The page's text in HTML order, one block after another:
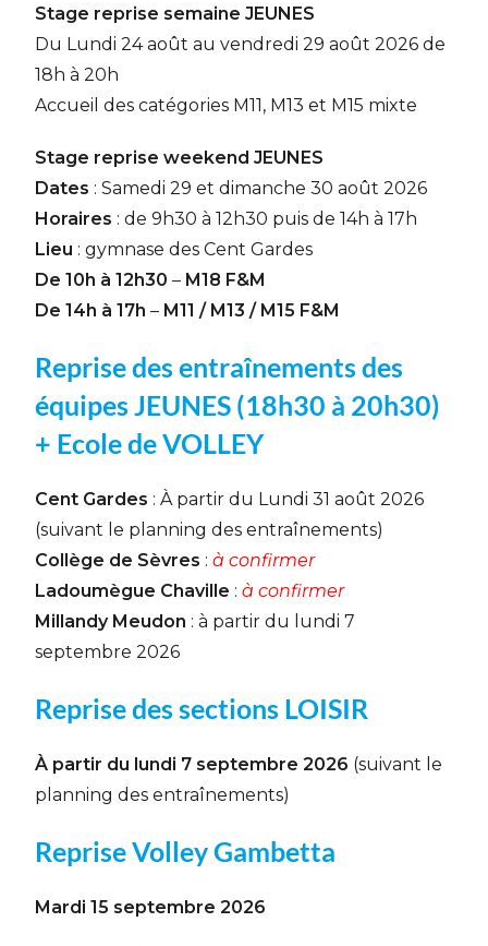
Stage reprise semaine JEUNES
Du Lundi 24 août au vendredi 29 août 2026 de
18h à 20h
Accueil des catégories M11, M13 et M15 mixte
Stage reprise weekend JEUNES
Dates : Samedi 29 et dimanche 30 août 2026
Horaires : de 9h30 à 12h30 puis de 14h à 17h
Lieu : gymnase des Cent Gardes
De 10h à 12h30 – M18 F&M
De 14h à 17h – M11 / M13 / M15 F&M
Reprise des entraînements des
équipes JEUNES (18h30 à 20h30)
+ Ecole de VOLLEY
Cent Gardes : À partir du Lundi 31 août 2026
(suivant le planning des entraînements)
Collège de Sèvres :à confirmer
Ladoumègue Chaville :à confirmer
Millandy Meudon : à partir du lundi 7
septembre 2026
Reprise des sections LOISIR
À partir du lundi 7 septembre 2026 (suivant le
planning des entraînements)
Reprise Volley Gambetta
Mardi 15 septembre 2026